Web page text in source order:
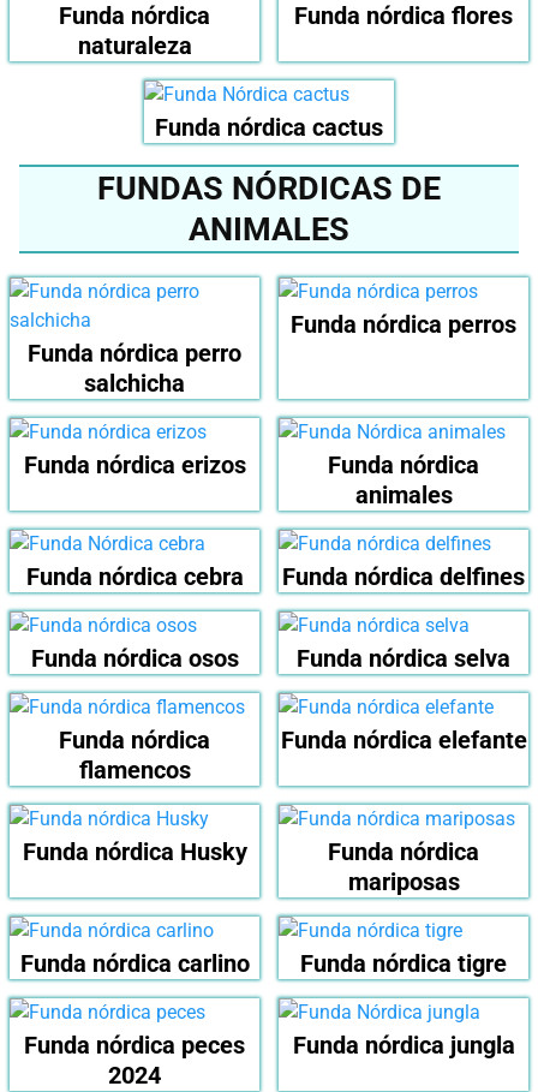
Funda nórdica
naturaleza
Funda nórdica flores
Funda nórdica cactus
FUNDAS NÓRDICAS DE
ANIMALES
Funda nórdica perro
salchicha
Funda nórdica perros
Funda nórdica erizos
Funda nórdica
animales
Funda nórdica cebra Funda nórdica delfines
Funda nórdica osos Funda nórdica selva
Funda nórdica
flamencos
Funda nórdica elefante
Funda nórdica Husky
Funda nórdica
mariposas
Funda nórdica carlino Funda nórdica tigre
Funda nórdica peces
2024
Funda nórdica jungla